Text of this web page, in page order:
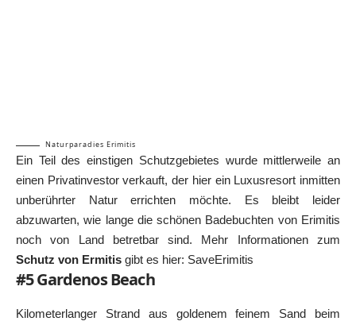
Naturparadies Erimitis
Ein Teil des einstigen Schutzgebietes wurde mittlerweile an
einen Privatinvestor verkauft, der hier ein Luxusresort inmitten
unberührter Natur errichten möchte. Es bleibt leider
abzuwarten, wie lange die schönen Badebuchten von Erimitis
noch von Land betretbar sind. Mehr Informationen zum
Schutz von Ermitis gibt es hier: SaveErimitis
#5 Gardenos Beach
Kilometerlanger Strand aus goldenem feinem Sand beim